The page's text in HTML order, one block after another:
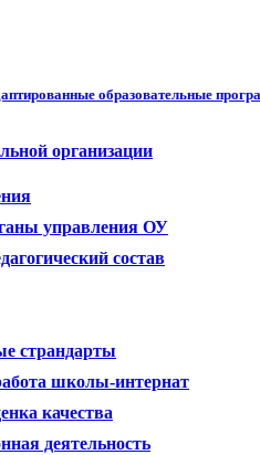
образовательные
организации
управления ОУ
состав
страндарты
школы-интернат
качества
деятельность